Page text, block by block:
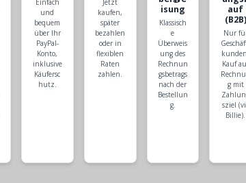
Einfach
und
bequem
über Ihr
PayPal-
Konto,
inklusive
Käufersc
hutz.
Jetzt
kaufen,
später
bezahlen
oder in
flexiblen
Raten
zahlen.
isung
Klassisch
e
Überweis
ung des
Rechnun
gsbetrags
nach der
Bestellun
g.
auf
(B2B)
Nur
Kauf
g mit
sziel
Billie).